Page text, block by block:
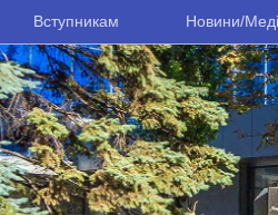
Вступникам Новини/